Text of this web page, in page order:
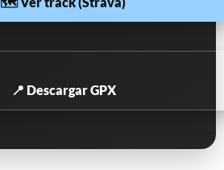
📍 Descargar GPX